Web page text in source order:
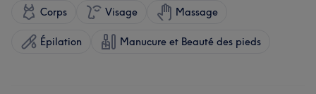
Corps Visage Massage
Épilation Manucure et Beauté des pieds